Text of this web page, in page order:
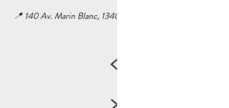
📍 140 Av. Marin Blanc, 13400 Aubagne